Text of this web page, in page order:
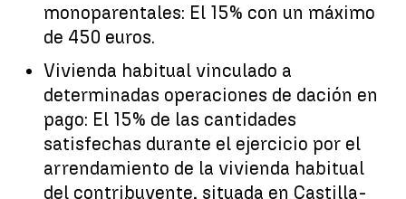
monoparentales: El 15% con un máximo
de 450 euros.
Vivienda habitual vinculado a
determinadas operaciones de dación en
pago: El 15% de las cantidades
satisfechas durante el ejercicio por el
arrendamiento de la vivienda habitual
del contribuyente, situada en Castilla-